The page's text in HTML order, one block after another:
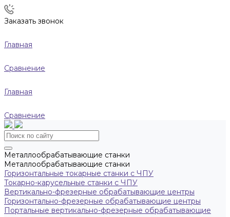
Заказать звонок
Главная
Сравнение
Главная
Сравнение
Металлообрабатывающие станки
Металлообрабатывающие станки
Горизонтальные токарные станки с ЧПУ
Токарно-карусельные станки с ЧПУ
Вертикально-фрезерные обрабатывающие центры
Горизонтально-фрезерные обрабатывающие центры
Портальные вертикально-фрезерные обрабатывающие